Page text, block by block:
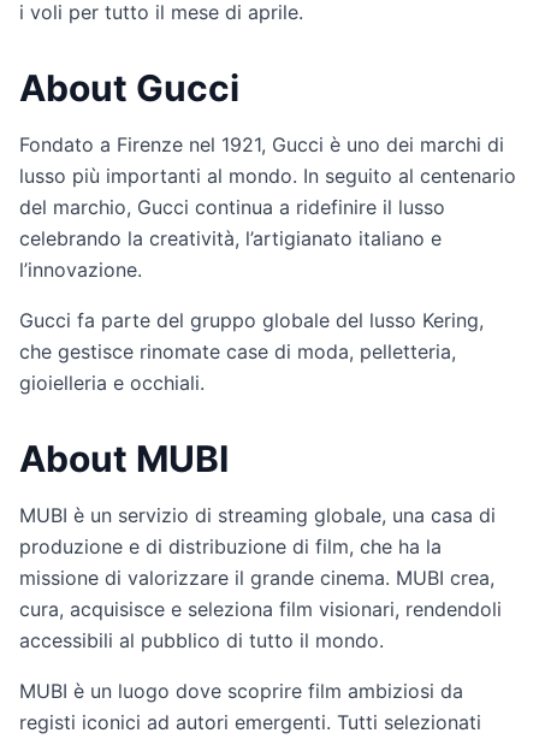
i voli per tutto il mese di aprile.
About Gucci
Fondato a Firenze nel 1921, Gucci è uno dei marchi di
lusso più importanti al mondo. In seguito al centenario
del marchio, Gucci continua a ridefinire il lusso
celebrando la creatività, l’artigianato italiano e
l’innovazione.
Gucci fa parte del gruppo globale del lusso Kering,
che gestisce rinomate case di moda, pelletteria,
gioielleria e occhiali.
About MUBI
MUBI è un servizio di streaming globale, una casa di
produzione e di distribuzione di film, che ha la
missione di valorizzare il grande cinema. MUBI crea,
cura, acquisisce e seleziona film visionari, rendendoli
accessibili al pubblico di tutto il mondo.
MUBI è un luogo dove scoprire film ambiziosi da
registi iconici ad autori emergenti. Tutti selezionati